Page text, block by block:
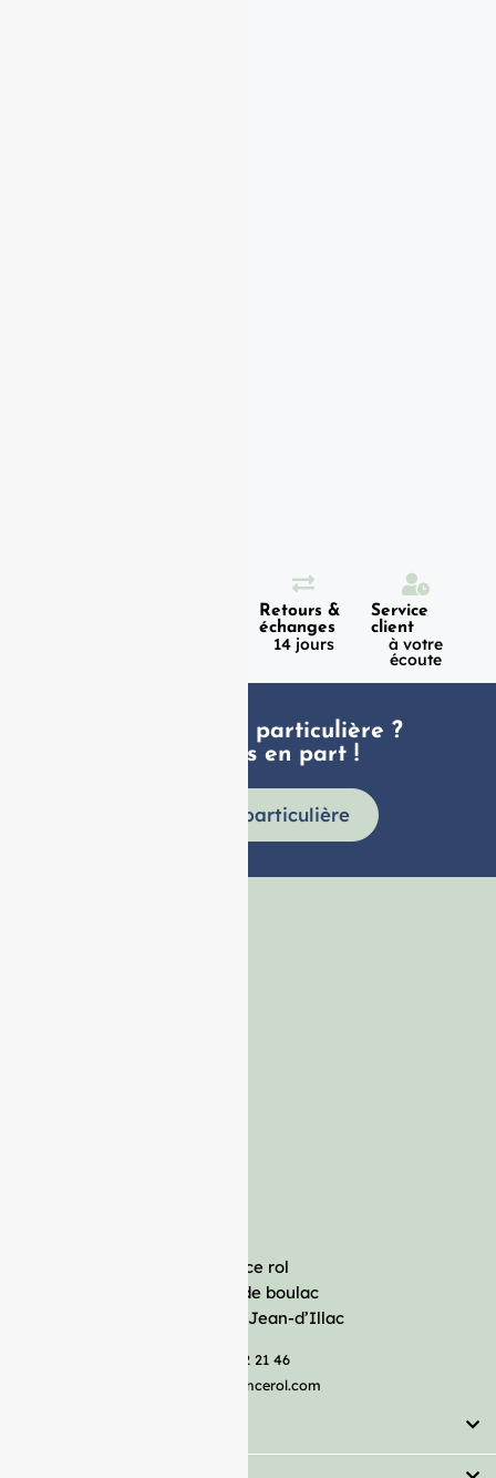
Retours &
échanges
14 jours
Service
client
à votre
écoute
Une demande particulière ?
faites nous en part !
Demande particulière
France rol
Avenue de boulac
33127 Saint-Jean-d’Illac
05 57 92 21 46
serviceclient@francerol.com